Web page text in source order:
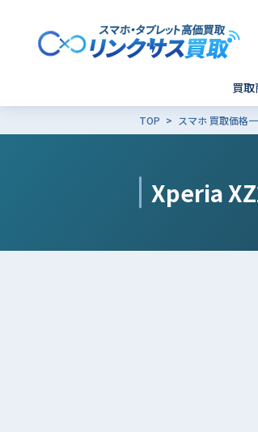
買
- Xperia
- 品川 ウィング高輪店
TOP スマホ 買取価格
Xperia